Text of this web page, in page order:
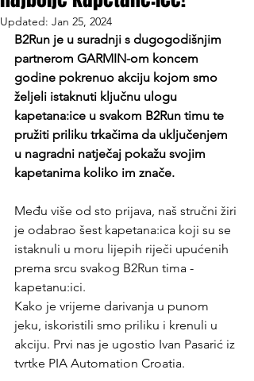
Updated: Jan 25, 2024
B2Run je u suradnji s dugogodišnjim
partnerom GARMIN-om koncem
godine pokrenuo akciju kojom smo
željeli istaknuti ključnu ulogu
kapetana:ice u svakom B2Run timu te
pružiti priliku trkačima da uključenjem
u nagradni natječaj pokažu svojim
kapetanima koliko im znače.
Među više od sto prijava, naš stručni žiri
je odabrao šest kapetana:ica koji su se
istaknuli u moru lijepih riječi upućenih
prema srcu svakog B2Run tima -
kapetanu:ici.
Kako je vrijeme darivanja u punom
jeku, iskoristili smo priliku i krenuli u
akciju. Prvi nas je ugostio Ivan Pasarić iz
tvrtke PIA Automation Croatia.